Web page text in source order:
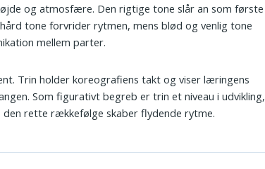
og atmosfære. Den rigtige tone slår an som første
tone forvrider rytmen, mens blød og venlig tone
mellem parter.
Trin holder koreografiens takt og viser læringens
Som figurativt begreb er trin et niveau i udvikling,
rette rækkefølge skaber flydende rytme.